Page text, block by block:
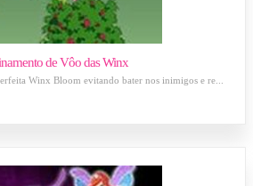
de Vôo das Winx
Winx Bloom evitando bater nos inimigos e re...